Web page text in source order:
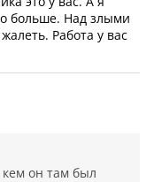
больше. Над злыми
Работа у вас
кем он там был